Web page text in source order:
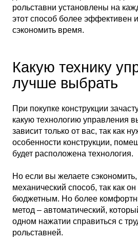
рольставни установлены на
этот способ более эффективен
сэкономить время.
Какую технику
лучше выбрать
При покупке конструкции
какую технологию управления
зависит только от вас, так как
особенности конструкции,
будет расположена технология.
Но если вы желаете
механический способ, так как он
бюджетным. Но более
метод – автоматический,
одном нажатии справиться с
рольставней.